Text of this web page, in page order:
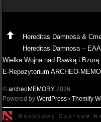
Hereditas Damnosa &
Hereditas Damnosa –
Wielka Wojna nad Rawką i Bzurą
E-Repozytorium ARCHEO-
©archeoMEMORY 2026
Powered byWordPress •Themify